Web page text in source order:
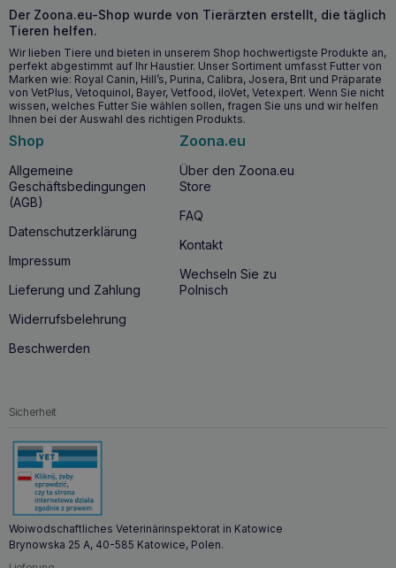
Der Zoona.eu-Shop wurde von Tierärzten erstellt, die täglich
Tieren helfen.
Wir lieben Tiere und bieten in unserem Shop hochwertigste Produkte an,
perfekt abgestimmt auf Ihr Haustier. Unser Sortiment umfasst Futter von
Marken wie: Royal Canin, Hill’s, Purina, Calibra, Josera, Brit und Präparate
von VetPlus, Vetoquinol, Bayer, Vetfood, iloVet, Vetexpert. Wenn Sie nicht
wissen, welches Futter Sie wählen sollen, fragen Sie uns und wir helfen
Ihnen bei der Auswahl des richtigen Produkts.
Shop
Allgemeine
Geschäftsbedingungen
(AGB)
Datenschutzerklärung
Impressum
Lieferung und Zahlung
Widerrufsbelehrung
Beschwerden
Zoona.eu
Über den Zoona.eu
Store
FAQ
Kontakt
Wechseln Sie zu
Polnisch
Sicherheit
Woiwodschaftliches Veterinärinspektorat in Katowice
Brynowska 25 A, 40-585 Katowice, Polen.